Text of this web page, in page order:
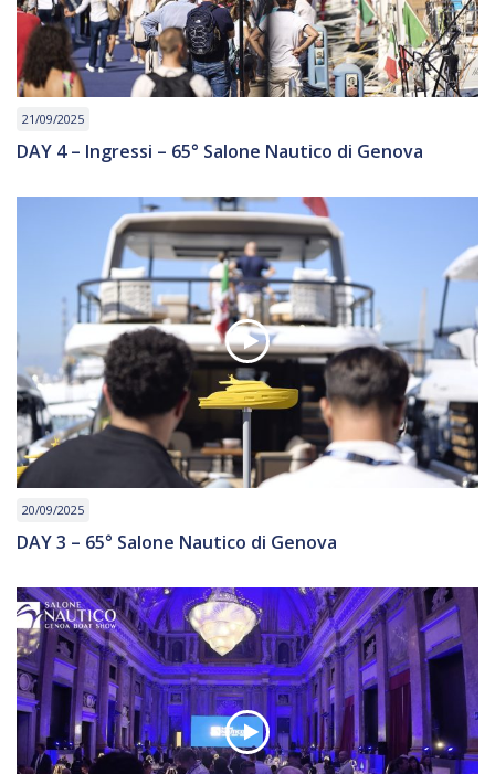
21/09/2025
DAY 4 – Ingressi – 65° Salone Nautico di Genova
20/09/2025
DAY 3 – 65° Salone Nautico di Genova